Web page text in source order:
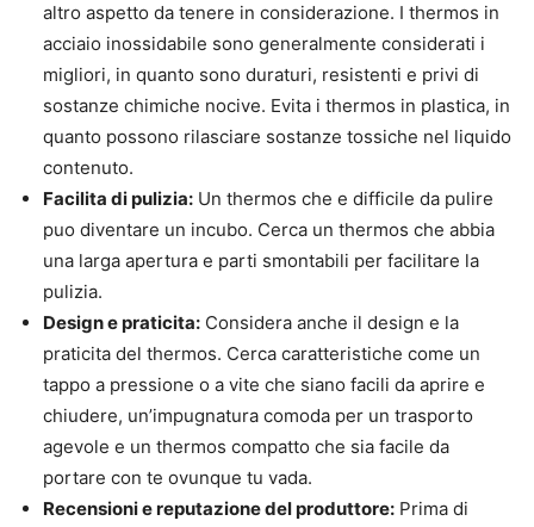
altro aspetto da tenere in considerazione. I thermos in
acciaio inossidabile sono generalmente considerati i
migliori, in quanto sono duraturi, resistenti e privi di
sostanze chimiche nocive. Evita i thermos in plastica, in
quanto possono rilasciare sostanze tossiche nel liquido
contenuto.
Facilita di pulizia: Un thermos che e difficile da pulire
puo diventare un incubo. Cerca un thermos che abbia
una larga apertura e parti smontabili per facilitare la
pulizia.
Design e praticita: Considera anche il design e la
praticita del thermos. Cerca caratteristiche come un
tappo a pressione o a vite che siano facili da aprire e
chiudere, un’impugnatura comoda per un trasporto
agevole e un thermos compatto che sia facile da
portare con te ovunque tu vada.
Recensioni e reputazione del produttore: Prima di